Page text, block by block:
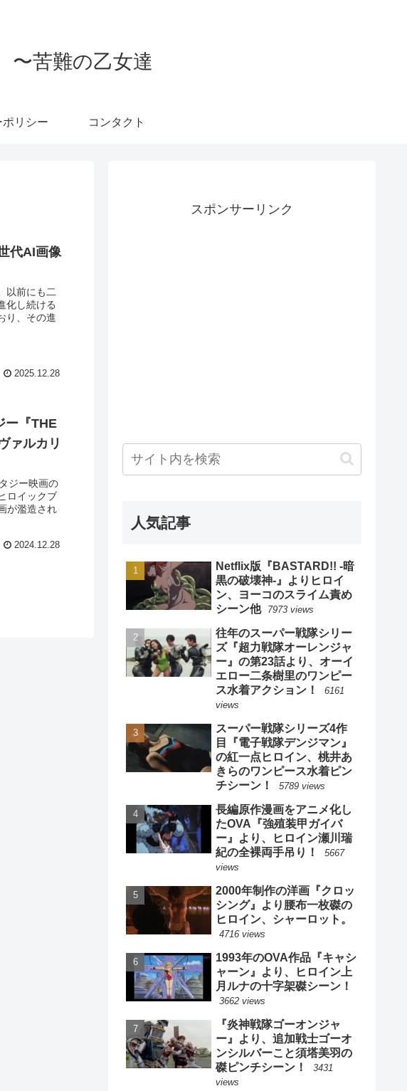
苦難の乙女達
リシー コンタクト
代AI画像
以前にも二
化し続ける
り、その進
2025.12.28
ー『THE
ァルカリ
ジー映画の
ロイックブ
が濫造され
2024.12.28
スポンサーリンク
人気記事
Netflix版『BASTARD!! -暗
黒の破壊神-』よりヒロイ
ン、ヨーコのスライム責め
シーン他
7973 views
往年のスーパー戦隊シリー
ズ『超力戦隊オーレンジャ
ー』の第23話より、オーイ
エロー二条樹里のワンピー
ス水着アクション！
6161
views
スーパー戦隊シリーズ4作
目『電子戦隊デンジマン』
の紅一点ヒロイン、桃井あ
きらのワンピース水着ピン
チシーン！
5789 views
長編原作漫画をアニメ化し
たOVA『強殖装甲ガイバ
ー』より、ヒロイン瀬川瑞
紀の全裸両手吊り！
5667
views
2000年制作の洋画『クロッ
シング』より腰布一枚磔の
ヒロイン、シャーロット。
4716 views
1993年のOVA作品『キャシ
ャーン』より、ヒロイン上
月ルナの十字架磔シーン！
3662 views
『炎神戦隊ゴーオンジャ
ー』より、追加戦士ゴーオ
ンシルバーこと須塔美羽の
磔ピンチシーン！
3431
views